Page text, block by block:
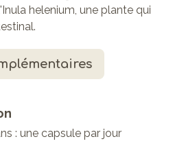
helenium, une plante qui
: une capsule par jour